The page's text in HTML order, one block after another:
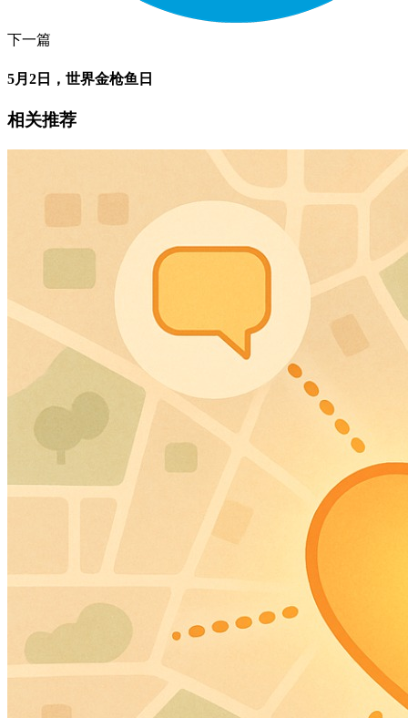
下一篇
5月2日，世界金枪鱼日
相关推荐